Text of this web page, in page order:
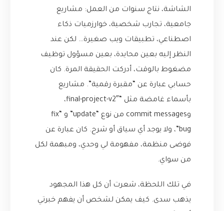
الشاشة، نتاج سنوات من العمل: مشاريع
جامعية، تجارب شخصية، خوارزميات ذكاء
اصطناعي، تطبيقات ويب صغيرة… لكن عند
النظر إليه بعين محايدة، بعين مسؤول توظيف
مضغوط بالوقت، أدركت الحقيقة المرة. كان
حسابي عبارة عن “مقبرة رقمية”. مشاريع
بأسماء غامضة مثل “final-project-v2″،
وcommit messages من نوع “update” و “fix
bug”، ولا يوجد أي سياق أو شرح. كان عبارة عن
فوضى منظمة، مفهومة لي وحدي، ومبهمة لكل
من سواي.
في تلك اللحظة، شعرت أن كل هذا المجهود
يذهب سدى. كيف يمكن لشخص أن يفهم خبرتي